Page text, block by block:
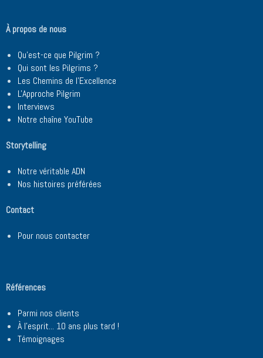
À propos de nous
Qu'est-ce que Pilgrim ?
Qui sont les Pilgrims ?
Les Chemins de l'Excellence
L'Approche Pilgrim
Interviews
Notre chaîne YouTube
Storytelling
Notre véritable ADN
Nos histoires préférées
Contact
Pour nous contacter
Références
Parmi nos clients
À l'esprit... 10 ans plus tard !
Témoignages